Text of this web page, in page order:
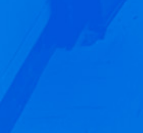
«Les labos sont plus
l’économie de temps est
travailler de n’importe où,
appareil, sans
solution, mon cours
besoins du marché du